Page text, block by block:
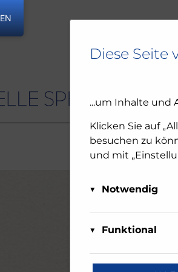
EN
Diese Seite
...um Inhalte und
Klicken Sie auf
besuchen zu
und mit
Notwendig
Diese Cookies
deaktiviert
funktionieren.
Matomo
Über
diese
Funktional
Diese Cookies